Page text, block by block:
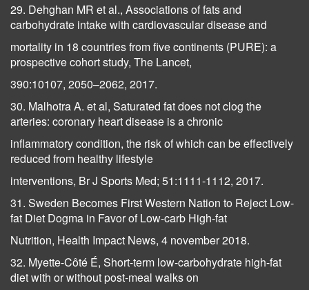
29. Dehghan MR et al., Associations of fats and
carbohydrate intake with cardiovascular disease and
mortality in 18 countries from five continents (PURE): a
prospective cohort study, The Lancet,
390:10107, 2050–2062, 2017.
30. Malhotra A. et al, Saturated fat does not clog the
arteries: coronary heart disease is a chronic
inflammatory condition, the risk of which can be effectively
reduced from healthy lifestyle
interventions, Br J Sports Med; 51:1111-1112, 2017.
31. Sweden Becomes First Western Nation to Reject Low-
fat Diet Dogma in Favor of Low-carb High-fat
Nutrition, Health Impact News, 4 november 2018.
32. Myette-Côté É, Short-term low-carbohydrate high-fat
diet with or without post-meal walks on